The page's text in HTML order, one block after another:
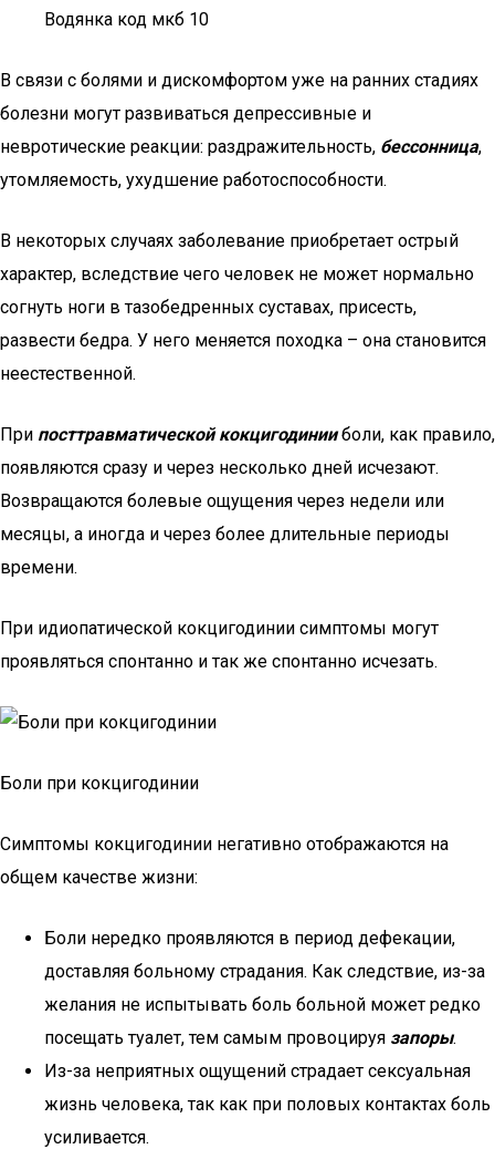
Водянка код мкб 10
В связи с болями и дискомфортом уже на ранних стадиях
болезни могут развиваться депрессивные и
невротические реакции: раздражительность, бессонница,
утомляемость, ухудшение работоспособности.
В некоторых случаях заболевание приобретает острый
характер, вследствие чего человек не может нормально
согнуть ноги в тазобедренных суставах, присесть,
развести бедра. У него меняется походка – она становится
неестественной.
При посттравматической кокцигодинииболи, как правило,
появляются сразу и через несколько дней исчезают.
Возвращаются болевые ощущения через недели или
месяцы, а иногда и через более длительные периоды
времени.
При идиопатической кокцигодинии симптомы могут
проявляться спонтанно и так же спонтанно исчезать.
Боли при кокцигодинии
Симптомы кокцигодинии негативно отображаются на
общем качестве жизни:
Боли нередко проявляются в период дефекации,
доставляя больному страдания. Как следствие, из-за
желания не испытывать боль больной может редко
посещать туалет, тем самым провоцируя запоры.
Из-за неприятных ощущений страдает сексуальная
жизнь человека, так как при половых контактах боль
усиливается.